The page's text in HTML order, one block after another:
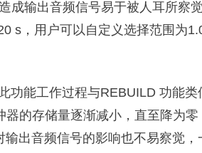
成输出音频信号易于被人耳所察觉
s，用户可以自定义选择范围为
功能工作过程与REBUILD 功能类
的存储量逐渐减小，直至降为零
出音频信号的影响也不易察觉，